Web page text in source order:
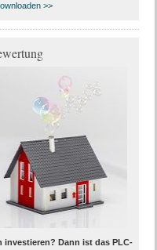
>>
investieren? Dann ist das PLC-